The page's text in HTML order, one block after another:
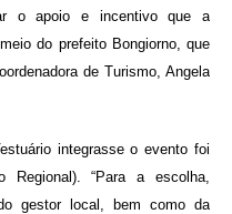
o apoio e incentivo que a
do prefeito Bongiorno, que
de Turismo, Angela
integrasse o evento foi
“Para a escolha,
gestor local, bem como da